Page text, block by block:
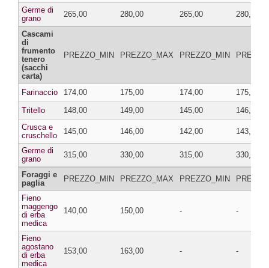
Germe di
grano
265,00 280,00 265,00 280,00
Cascami
di
frumento
tenero
(sacchi
carta)
PREZZO_MIN PREZZO_MAX PREZZO_MIN
Farinaccio 174,00 175,00 174,00
175,00
Tritello
148,00 149,00 145,00
146,00
Crusca e
cruschello
145,00 146,00 142,00 143,00
Germe di
grano
315,00 330,00 315,00 330,00
Foraggi e
paglia
PREZZO_MIN PREZZO_MAX PREZZO_MIN
Fieno
maggengo
di erba
medica
140,00 150,00 - -
Fieno
agostano
di erba
medica
153,00 163,00 - -